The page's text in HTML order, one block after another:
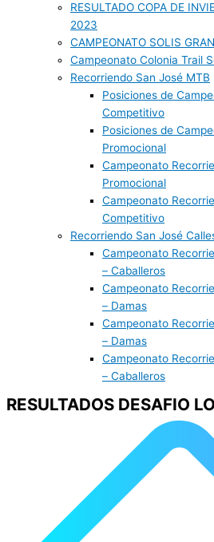
RESULTADO COPA DE
2023
CAMPEONATO SOLIS
Campeonato Colonia Trail
Recorriendo San José MTB
Posiciones de
Competitivo
Posiciones de
Promocional
Campeonato
Promocional
Campeonato
Competitivo
Recorriendo San José
Campeonato
– Caballeros
Campeonato
– Damas
Campeonato
– Damas
Campeonato
– Caballeros
RESULTADOS DESAFIO